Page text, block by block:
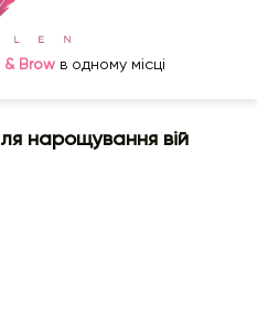
& Brow в одному місці
нарощування вій